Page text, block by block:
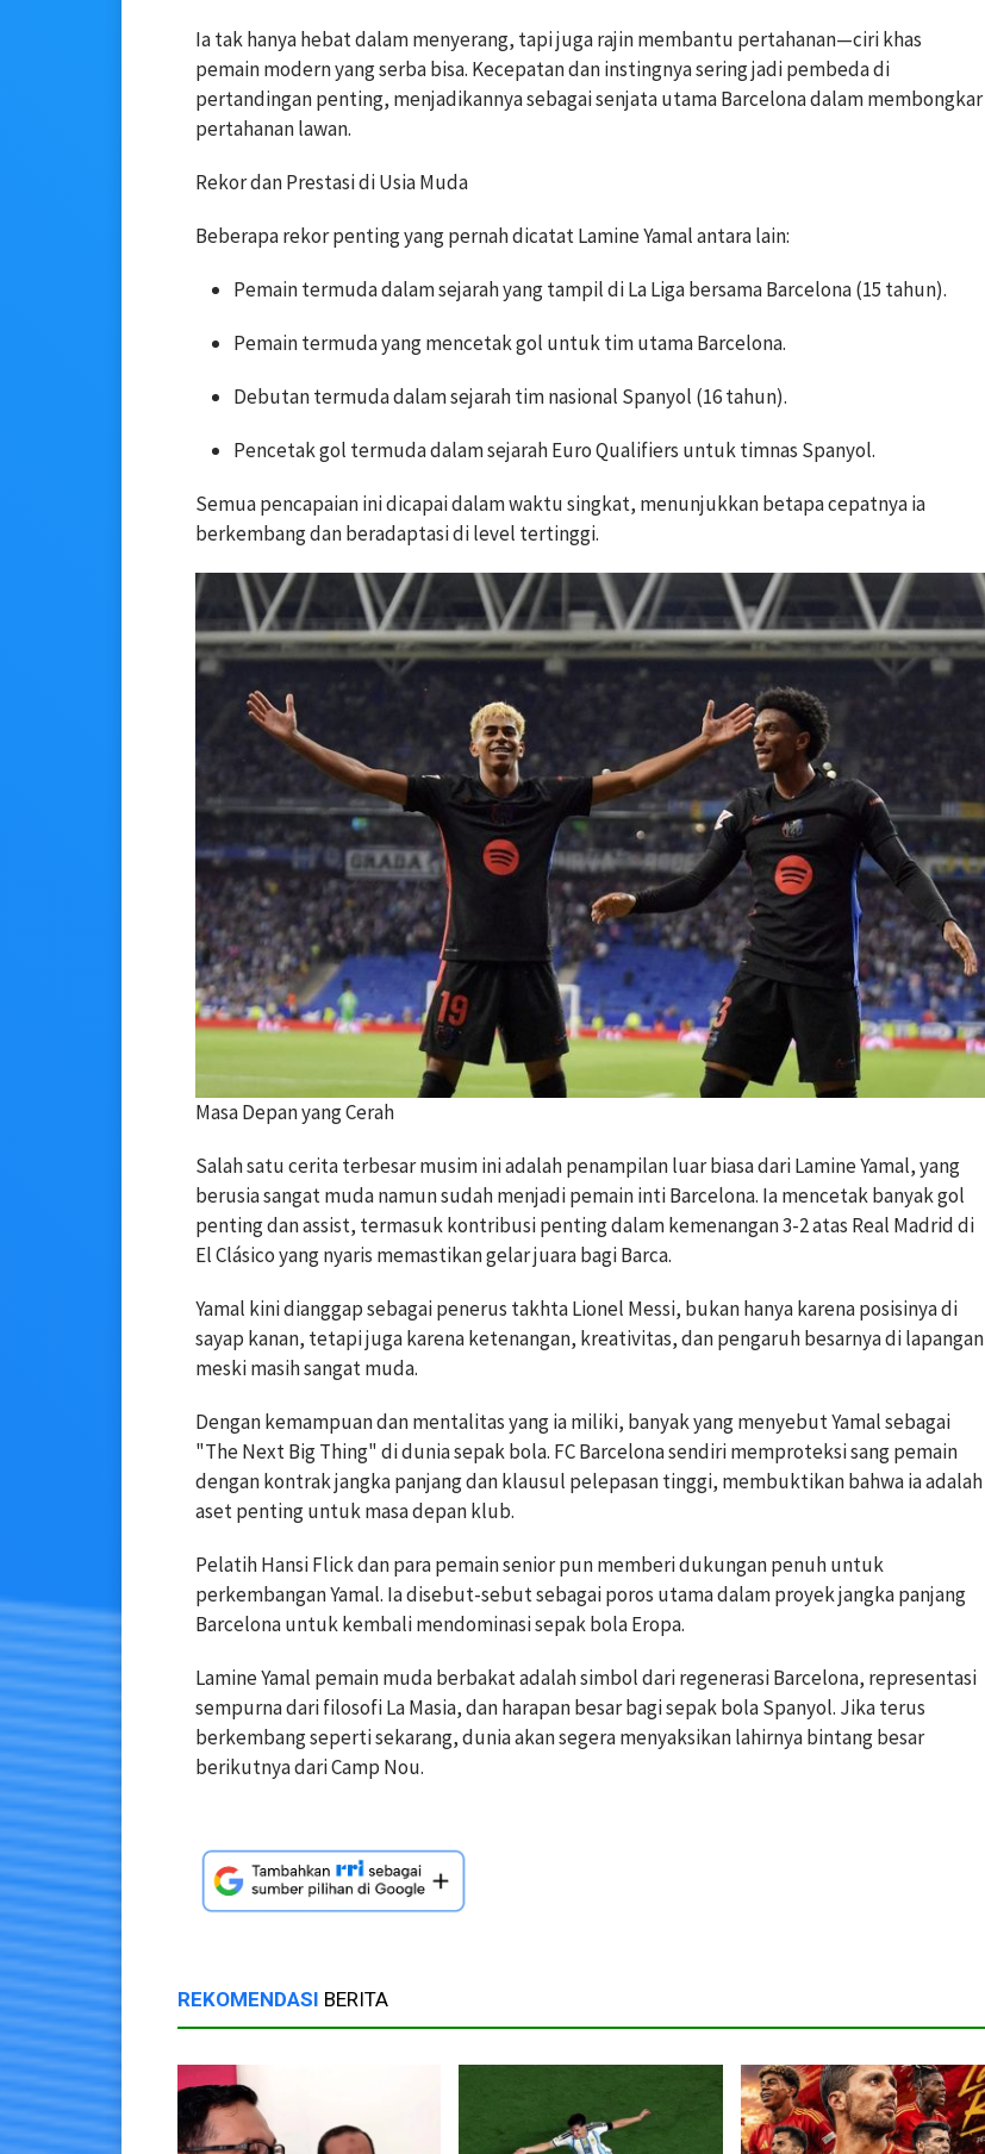
Ia tak hanya hebat dalam menyerang, tapi juga rajin membantu pertahanan—ciri khas
pemain modern yang serba bisa. Kecepatan dan instingnya sering jadi pembeda di
pertandingan penting, menjadikannya sebagai senjata utama Barcelona dalam membongkar
pertahanan lawan.
Rekor dan Prestasi di Usia Muda
Beberapa rekor penting yang pernah dicatat Lamine Yamal antara lain:
Pemain termuda dalam sejarah yang tampil di La Liga bersama Barcelona (15 tahun).
Pemain termuda yang mencetak gol untuk tim utama Barcelona.
Debutan termuda dalam sejarah tim nasional Spanyol (16 tahun).
Pencetak gol termuda dalam sejarah Euro Qualifiers untuk timnas Spanyol.
Semua pencapaian ini dicapai dalam waktu singkat, menunjukkan betapa cepatnya ia
berkembang dan beradaptasi di level tertinggi.
Masa Depan yang Cerah
Salah satu cerita terbesar musim ini adalah penampilan luar biasa dari Lamine Yamal, yang
berusia sangat muda namun sudah menjadi pemain inti Barcelona. Ia mencetak banyak gol
penting dan assist, termasuk kontribusi penting dalam kemenangan 3-2 atas Real Madrid di
El Clásico yang nyaris memastikan gelar juara bagi Barca.
Yamal kini dianggap sebagai penerus takhta Lionel Messi, bukan hanya karena posisinya di
sayap kanan, tetapi juga karena ketenangan, kreativitas, dan pengaruh besarnya di lapangan
meski masih sangat muda.
Dengan kemampuan dan mentalitas yang ia miliki, banyak yang menyebut Yamal sebagai
"The Next Big Thing" di dunia sepak bola. FC Barcelona sendiri memproteksi sang pemain
dengan kontrak jangka panjang dan klausul pelepasan tinggi, membuktikan bahwa ia adalah
aset penting untuk masa depan klub.
Pelatih Hansi Flick dan para pemain senior pun memberi dukungan penuh untuk
perkembangan Yamal. Ia disebut-sebut sebagai poros utama dalam proyek jangka panjang
Barcelona untuk kembali mendominasi sepak bola Eropa.
Lamine Yamal pemain muda berbakat adalah simbol dari regenerasi Barcelona, representasi
sempurna dari filosofi La Masia, dan harapan besar bagi sepak bola Spanyol. Jika terus
berkembang seperti sekarang, dunia akan segera menyaksikan lahirnya bintang besar
berikutnya dari Camp Nou.
REKOMENDASI BERITA